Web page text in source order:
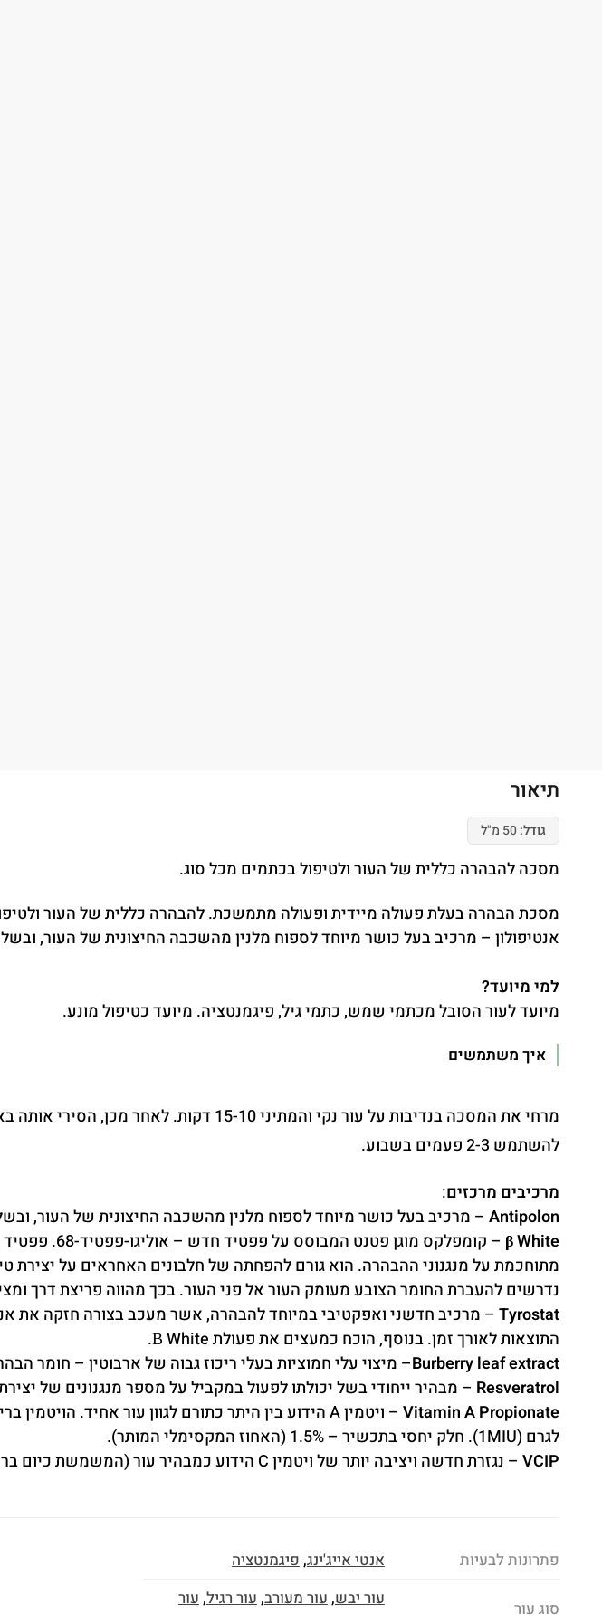
תיאור
גודל:50 מ"ל
מסכה להבהרה כללית של העור ולטיפול בכתמים מכל סוג.
מסכת הבהרה בעלת פעולה מיידית ופעולה מתמשכת. להבהרה כללית של העור
אנטיפולון – מרכיב בעל כושר מיוחד לספוח מלנין מהשכבה החיצונית של העור,
למי מיועד?
מיועד לעור הסובל מכתמי שמש, כתמי גיל, פיגמנטציה. מיועד כטיפול מונע.
איך משתמשים
מרחי את המסכה בנדיבות על עור נקי והמתיני 15-10 דקות. לאחר מכן, הסירי אותה באמצעות מגבון או מים חמימים. ניתן
להשתמש 2-3 פעמים בשבוע.
מרכיבים מרכזים:
Antipolon – מרכיב בעל כושר מיוחד לספוח מלנין מהשכבה החיצונית של העור,
β White
מתוחכמת על מנגנוני ההבהרה. הוא גורם להפחתה של חלבונים האחראים על יצירת
נדרשים להעברת החומר הצובע מעומק העור אל פני העור. בכך מהווה פריצת דרך
Tyrostat – מרכיב חדשני ואפקטיבי במיוחד להבהרה, אשר מעכב בצורה חזקה את
התוצאות לאורך זמן. בנוסף, הוכח כמעצים את פעולת Β White.
Burberry leaf extract– מיצוי עלי חמוציות בעלי ריכוז גבוה של ארבוטין – חומר
Resveratrol – מבהיר ייחודי בשל יכולתו לפעול במקביל על מספר מנגנונים של
Vitamin A Propionate
לגרם (1MIU). חלק יחסי בתכשיר – 1.5% (האחוז המקסימלי המותר).
VCIP – נגזרת חדשה ויציבה יותר של ויטמין C הידוע כמבהיר עור (המשמשת כיום ברוב העבודות המדעיות שנעשות עם ויטמין C).
פתרונות לבעיות אנטי אייג'ינג, פיגמנטציה
סוג עור עור יבש, עור מעורב, עור רגיל, עור